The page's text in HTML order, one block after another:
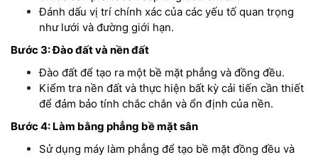
Đánh dấu vị trí chính xác của các yếu tố quan trọng
như lưới và đường giới hạn.
Bước 3: Đào đất và nền đất
Đào đất để tạo ra một bề mặt phẳng và đồng đều.
Kiểm tra nền đất và thực hiện bất kỳ cải tiến cần thiết
để đảm bảo tính chắc chắn và ổn định của nền.
Bước 4: Làm bằng phẳng bề mặt sân
Sử dụng máy làm phẳng để tạo bề mặt đồng đều và